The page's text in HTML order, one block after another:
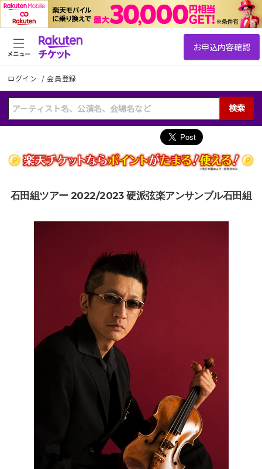
ログイン /会員登録
検索
メニュー
石田組ツアー 2022/2023 硬派弦楽アンサンブル石田組